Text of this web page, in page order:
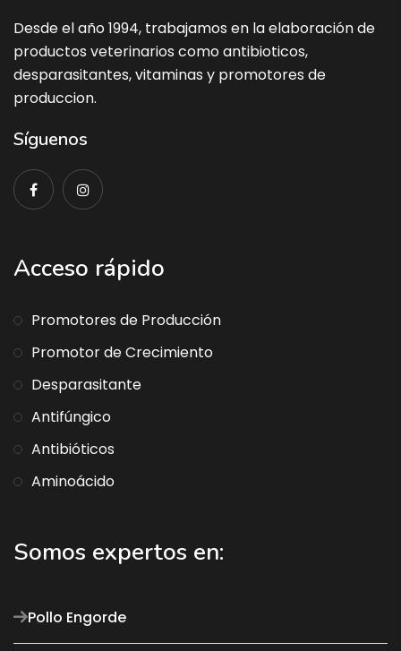
Desde el año 1994, trabajamos en la elaboración de
productos veterinarios como antibioticos,
desparasitantes, vitaminas y promotores de
produccion.
Síguenos
Acceso rápido
Promotores de Producción
Promotor de Crecimiento
Desparasitante
Antifúngico
Antibióticos
Aminoácido
Somos expertos en:
Pollo Engorde